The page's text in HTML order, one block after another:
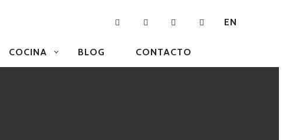
EN
COCINA BLOG CONTACTO